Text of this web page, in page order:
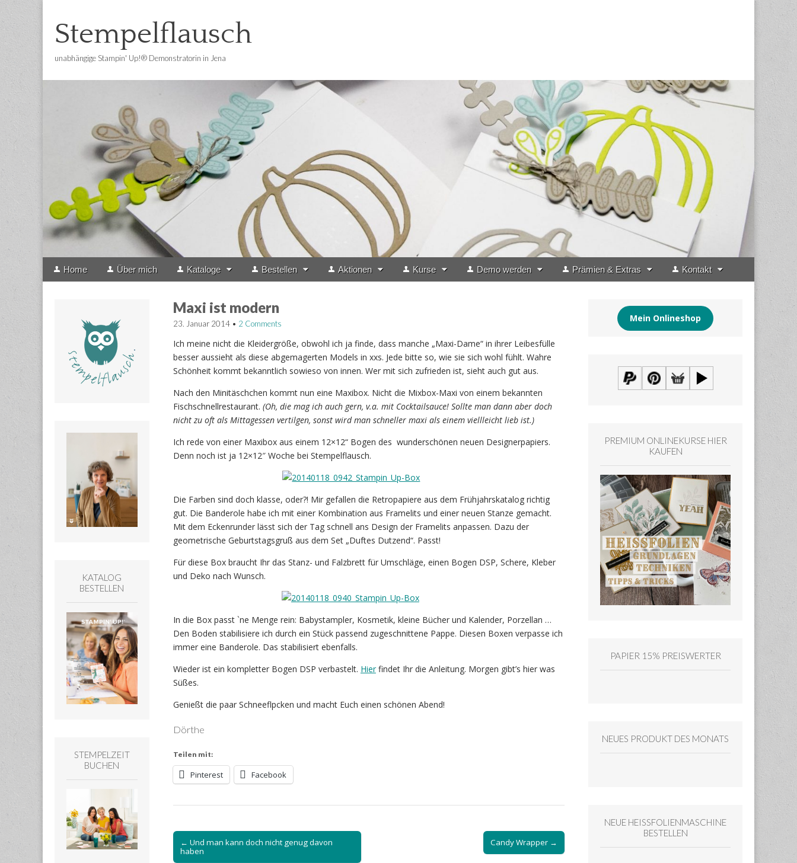
Stempelflausch
unabhängige Stampin' Up!® Demonstratorin in Jena
Main
Skip
Home Über mich Kataloge Bestellen Aktionen Kurse Demo werden Prämien & Extras Kontakt
Maxi ist modern
23. Januar 2014• 2 Comments
Ich meine nicht die Kleidergröße, obwohl ich ja finde, dass manche „Maxi-Dame“ in ihrer Leibesfülle
besser aussieht als diese abgemagerten Models in xxs. Jede bitte so, wie sie sich wohl fühlt. Wahre
Schönheit kommt bekanntlich sowieso von innen. Wer mit sich zufrieden ist, sieht auch gut aus.
Nach den Minitäschchen kommt nun eine Maxibox. Nicht die Mixbox-Maxi von einem bekannten
Fischschnellrestaurant. (Oh, die mag ich auch gern, v.a. mit Cocktailsauce! Sollte man dann aber doch
nicht zu oft als Mittagessen vertilgen, sonst wird man schneller maxi als einem viellleicht lieb ist.)
Ich rede von einer Maxibox aus einem 12×12“ Bogen des wunderschönen neuen Designerpapiers.
Denn noch ist ja 12×12″ Woche bei Stempelflausch.
Die Farben sind doch klasse, oder?! Mir gefallen die Retropapiere aus dem Frühjahrskatalog richtig
gut. Die Banderole habe ich mit einer Kombination aus Framelits und einer neuen Stanze gemacht.
Mit dem Eckenrunder lässt sich der Tag schnell ans Design der Framelits anpassen. Dazu der
geometrische Geburtstagsgruß aus dem Set „Duftes Dutzend“. Passt!
Für diese Box braucht Ihr das Stanz- und Falzbrett für Umschläge, einen Bogen DSP, Schere, Kleber
und Deko nach Wunsch.
In die Box passt `ne Menge rein: Babystampler, Kosmetik, kleine Bücher und Kalender, Porzellan …
Den Boden stabilisiere ich durch ein Stück passend zugeschnittene Pappe. Diesen Boxen verpasse ich
immer eine Banderole. Das stabilisiert ebenfalls.
Wieder ist ein kompletter Bogen DSP verbastelt. Hierfindet Ihr die Anleitung. Morgen gibt’s hier was
Süßes.
Genießt die paar Schneeflpcken und macht Euch einen schönen Abend!
Dörthe
Teilen mit:
Pinterest Facebook
Post
navigation
← Und man kann doch nicht genug davon
haben
Candy Wrapper →
KATALOG
BESTELLEN
STEMPELZEIT
BUCHEN
Mein Onlineshop
PREMIUM ONLINEKURSE HIER
KAUFEN
PAPIER 15% PREISWERTER
NEUES PRODUKT DES MONATS
NEUE HEISSFOLIENMASCHINE
BESTELLEN